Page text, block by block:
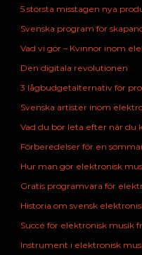
5 största misstagen nya
Svenska program för
Vad vi gör – Kvinnor inom
Den digitala revolutionen
3 lågbudgetalternativ för
Svenska artister inom
Vad du bör leta efter när du
Förberedelser för en
Hur man gör elektronisk
Gratis programvara för
Historia om svensk
Succé för elektronisk musik
Instrument i elektronisk